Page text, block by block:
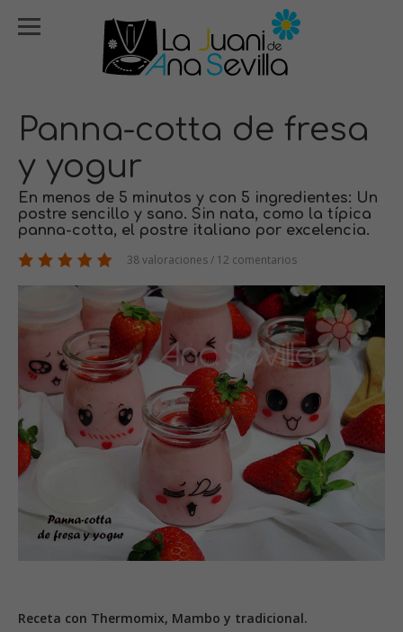
Panna-cotta de fresa
y yogur
En menos de 5 minutos y con 5 ingredientes: Un
postre sencillo y sano. Sin nata, como la típica
panna-cotta, el postre italiano por excelencia.
38 valoraciones / 12 comentarios
Receta con Thermomix, Mambo y tradicional.